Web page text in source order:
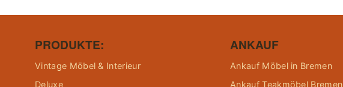
PRODUKTE:
Vintage Möbel & Interieur
Deluxe
ANKAUF
Ankauf Möbel in Bremen
Ankauf Teakmöbel Bremen